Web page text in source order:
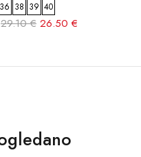
36 38 39 40
29.10 € 26.50 €